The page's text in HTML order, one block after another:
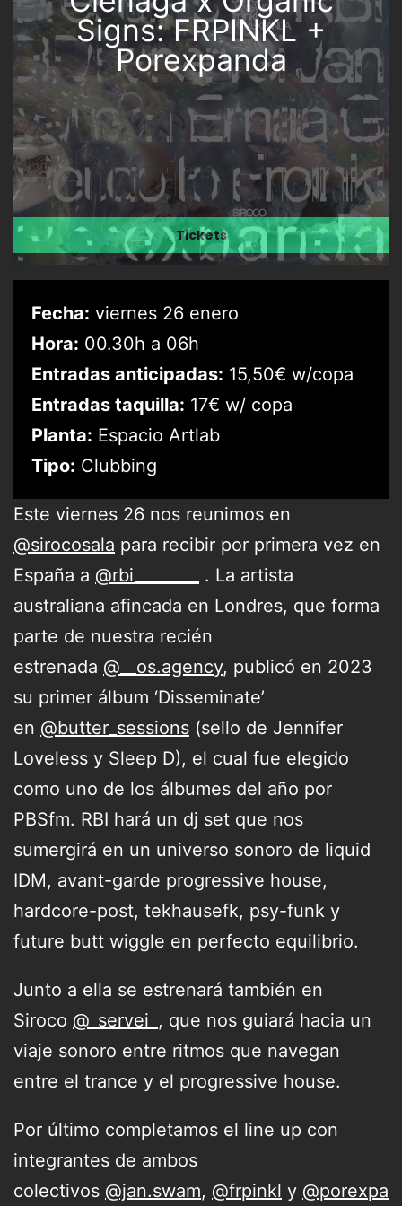
Signs: FRPINKL +
Porexpanda
Tickets
Fecha: viernes 26 enero
Hora: 00.30h a 06h
Entradas anticipadas: 15,50€ w/copa
Entradas taquilla: 17€ w/ copa
Planta: Espacio Artlab
Tipo: Clubbing
Este viernes 26 nos reunimos en
@sirocosala para recibir por primera vez en
España a @rbi________
. La artista
australiana afincada en Londres, que forma
parte de nuestra recién
estrenada @__os.agency, publicó en 2023
su primer álbum ‘Disseminate’
en @butter_sessions (sello de Jennifer
Loveless y Sleep D), el cual fue elegido
como uno de los álbumes del año por
PBSfm. RBI hará un dj set que nos
sumergirá en un universo sonoro de liquid
IDM, avant-garde progressive house,
hardcore-post, tekhausefk, psy-funk y
future butt wiggle en perfecto equilibrio.
Junto a ella se estrenará también en
Siroco @_servei_ , que nos guiará hacia un
viaje sonoro entre ritmos que navegan
entre el trance y el progressive house.
Por último completamos el line up con
integrantes de ambos
colectivos @jan.swam, @frpinkl y @porexpa